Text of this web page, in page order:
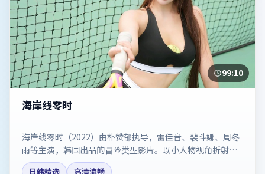
99:10
海岸线零时
海岸线零时（2022）由朴赞郁执导，雷佳音、裴斗娜、周冬
雨等主演，韩国出品的冒险类型影片。以小人物视角折射时
代切片。剧情简介与主创信息可供检索参考，上映日期以片
日韩精选
高清流畅